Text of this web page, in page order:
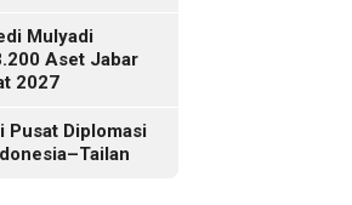
Mulyadi
Aset Jabar
2027
Pusat Diplomasi